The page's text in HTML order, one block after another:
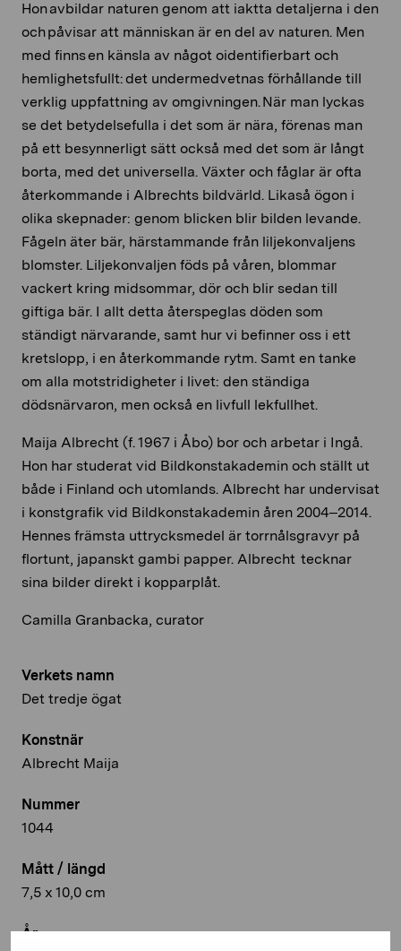
Verkets namn
Det tredje ögat
Konstnär
Albrecht Maija
Nummer
1044
Mått / längd
7,5 x 10,0 cm
År
Hon avbildar naturen genom att iaktta detaljerna i den
och påvisar att människan är en del av naturen. Men
med finns en känsla av något oidentifierbart och
hemlighetsfullt: det undermedvetnas förhållande till
verklig uppfattning av omgivningen. När man lyckas
se det betydelsefulla i det som är nära, förenas man
på ett besynnerligt sätt också med det som är långt
borta, med det universella. Växter och fåglar är ofta
återkommande i Albrechts bildvärld. Likaså ögon i
olika skepnader: genom blicken blir bilden levande.
Fågeln äter bär, härstammande från liljekonvaljens
blomster. Liljekonvaljen föds på våren, blommar
vackert kring midsommar, dör och blir sedan till
giftiga bär. I allt detta återspeglas döden som
ständigt närvarande, samt hur vi befinner oss i ett
kretslopp, i en återkommande rytm. Samt en tanke
om alla motstridigheter i livet: den ständiga
dödsnärvaron, men också en livfull lekfullhet.
Maija Albrecht (f. 1967 i Åbo) bor och arbetar i Ingå.
Hon har studerat vid Bildkonstakademin och ställt ut
både i Finland och utomlands. Albrecht har undervisat
i konstgrafik vid Bildkonstakademin åren 2004–2014.
Hennes främsta uttrycksmedel är torrnålsgravyr på
flortunt, japanskt gambi papper. Albrecht tecknar
sina bilder direkt i kopparplåt.
Camilla Granbacka, curator